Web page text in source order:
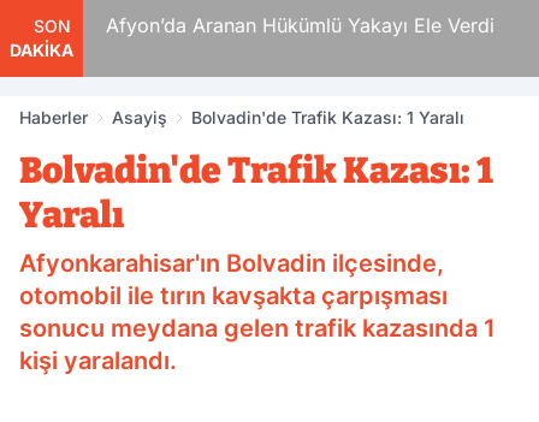
SON
DAKİKA
Afyon’da Aranan Hükümlü Yakayı Ele Verdi
Haberler Asayiş Bolvadin'de Trafik Kazası: 1 Yaralı
Bolvadin'de Trafik Kazası: 1
Yaralı
Afyonkarahisar'ın Bolvadin ilçesinde,
otomobil ile tırın kavşakta çarpışması
sonucu meydana gelen trafik kazasında 1
kişi yaralandı.